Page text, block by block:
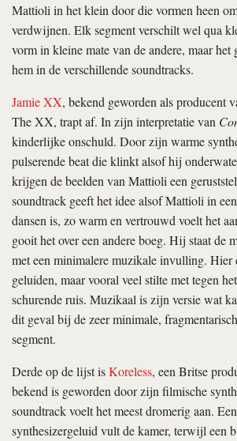
Mattioli in het klein door die vormen heen
verdwijnen. Elk segment verschilt wel qua
vorm in kleine mate van de andere, maar het
hem in de verschillende soundtracks.
Jamie XX, bekend geworden als producent
The XX, trapt af. In zijn interpretatie van
kinderlijke onschuld. Door zijn warme
pulserende beat die klinkt alsof hij
krijgen de beelden van Mattioli een
soundtrack geeft het idee alsof Mattioli in
dansen is, zo warm en vertrouwd voelt het
gooit het over een andere boeg. Hij staat de
met een minimalere muzikale invulling. Hier
geluiden, maar vooral veel stilte met tegen
schurende ruis. Muzikaal is zijn versie wat
dit geval bij de zeer minimale,
segment.
Derde op de lijst isKoreless, een Britse
bekend is geworden door zijn filmische
soundtrack voelt het meest dromerig aan.
synthesizergeluid vult de kamer, terwijl een